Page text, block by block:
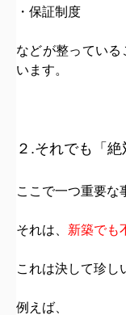
・保証制度
などが整ってい
います。
２.それでも「
ここで一つ重要な
それは、 新築でも
これは決して珍し
例えば、